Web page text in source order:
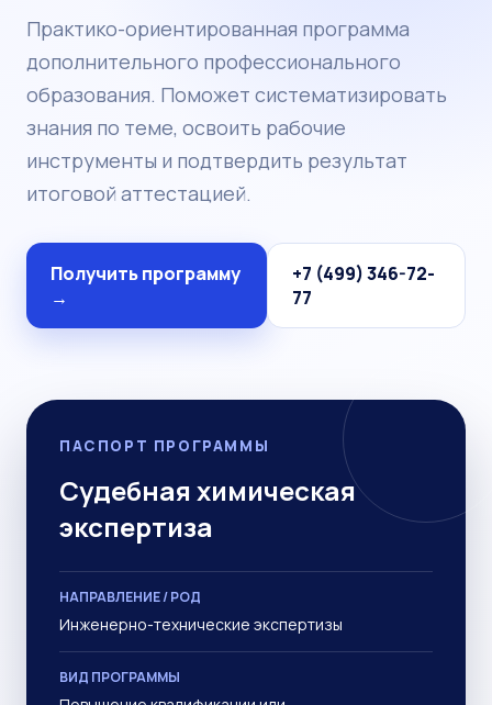
Практико-ориентированная программа
дополнительного профессионального
образования. Поможет систематизировать
знания по теме, освоить рабочие
инструменты и подтвердить результат
итоговой аттестацией.
Получить программу
→
+7 (499) 346-72-
77
ПАСПОРТ ПРОГРАММЫ
Судебная химическая
экспертиза
НАПРАВЛЕНИЕ / РОД
Инженерно-технические экспертизы
ВИД ПРОГРАММЫ